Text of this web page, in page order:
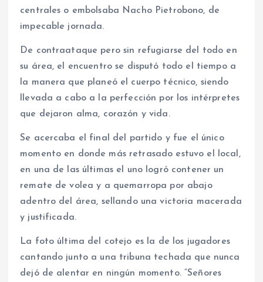
centrales o embolsaba Nacho Pietrobono, de
impecable jornada.
De contraataque pero sin refugiarse del todo en
su área, el encuentro se disputó todo el tiempo a
la manera que planeó el cuerpo técnico, siendo
llevada a cabo a la perfección por los intérpretes
que dejaron alma, corazón y vida.
Se acercaba el final del partido y fue el único
momento en donde más retrasado estuvo el local,
en una de las últimas el uno logró contener un
remate de volea y a quemarropa por abajo
adentro del área, sellando una victoria macerada
y justificada.
La foto última del cotejo es la de los jugadores
cantando junto a una tribuna techada que nunca
dejó de alentar en ningún momento. “Señores